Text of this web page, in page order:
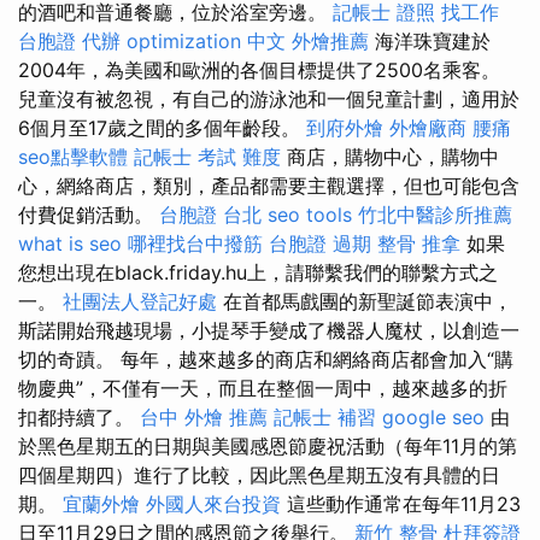
的酒吧和普通餐廳，位於浴室旁邊。 記帳士 證照 找工作
台胞證 代辦 optimization 中文 外燴推薦 海洋珠寶建於
2004年，為美國和歐洲的各個目標提供了2500名乘客。
兒童沒有被忽視，有自己的游泳池和一個兒童計劃，適用於
6個月至17歲之間的多個年齡段。 到府外燴 外燴廠商 腰痛
seo點擊軟體 記帳士 考試 難度 商店，購物中心，購物中
心，網絡商店，類別，產品都需要主觀選擇，但也可能包含
付費促銷活動。 台胞證 台北 seo tools 竹北中醫診所推薦
what is seo 哪裡找台中撥筋 台胞證 過期 整骨 推拿 如果
您想出現在black.friday.hu上，請聯繫我們的聯繫方式之
一。 社團法人登記好處 在首都馬戲團的新聖誕節表演中，
斯諾開始飛越現場，小提琴手變成了機器人魔杖，以創造一
切的奇蹟。 每年，越來越多的商店和網絡商店都會加入“購
物慶典”，不僅有一天，而且在整個一周中，越來越多的折
扣都持續了。 台中 外燴 推薦 記帳士 補習 google seo 由
於黑色星期五的日期與美國感恩節慶祝活動（每年11月的第
四個星期四）進行了比較，因此黑色星期五沒有具體的日
期。 宜蘭外燴 外國人來台投資 這些動作通常在每年11月23
日至11月29日之間的感恩節之後舉行。 新竹 整骨 杜拜簽證